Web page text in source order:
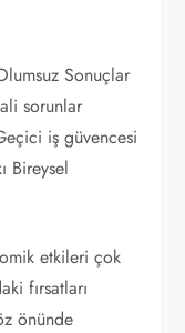
Sonuçlar
sorunlar
iş güvencesi
Bireysel
etkileri çok
fırsatları
önünde